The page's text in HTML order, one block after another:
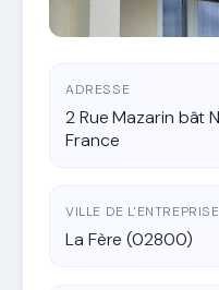
ADRESSE
2 Rue Mazarin bât
France
VILLE DE L'ENTREPRISE
La Fère (02800)